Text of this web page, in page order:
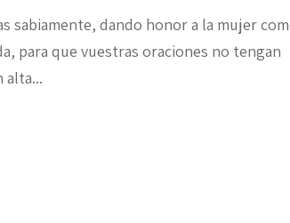
sabiamente, dando honor a la mujer
para que vuestras oraciones no tengan
alta...